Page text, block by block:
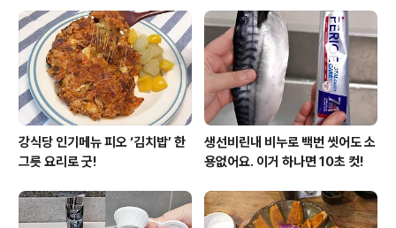
강식당 인기메뉴 피오 ‘김치밥’ 한
그릇 요리로 굿!
생선비린내 비누로 백번 씻어도 소
용없어요. 이거 하나면 10초 컷!